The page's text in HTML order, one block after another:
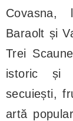
Covasna,
Baraolt și
Trei
istoric și
secuiești,
artă